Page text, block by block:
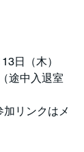
日（木）
途中入退室
加リンクはメ